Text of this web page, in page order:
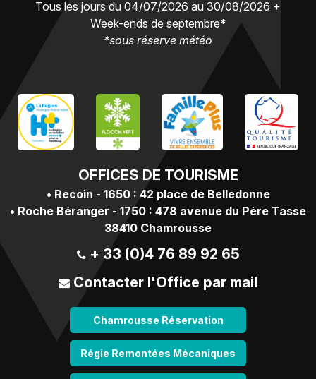
OFFICES DE TOURISME
• Recoin - 1650 : 42 place de Belledonne
• Roche Béranger - 1750 : 478 avenue du Père Tasse
38410 Chamrousse
+ 33 (0)4 76 89 92 65
Contacter l'Office par mail
Chamrousse Réservation
Régie Remontées Mécaniques
Tous les jours du 04/07/2026 au 30/08/2026 +
Week-ends de septembre*
*sous réserve météo